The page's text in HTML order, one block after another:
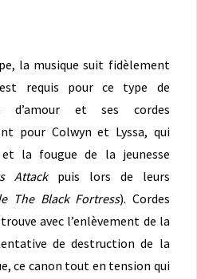
la musique suit fidèlement
requis pour ce type de
d’amour et ses cordes
pour Colwyn et Lyssa, qui
et la fougue de la jeunesse
Attackpuis lors de leurs
The Black Fortress). Cordes
avec l’enlèvement de la
de destruction de la
ce canon tout en tension qui